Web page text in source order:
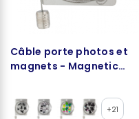
Câble porte photos et
magnets - Magnetic
+21